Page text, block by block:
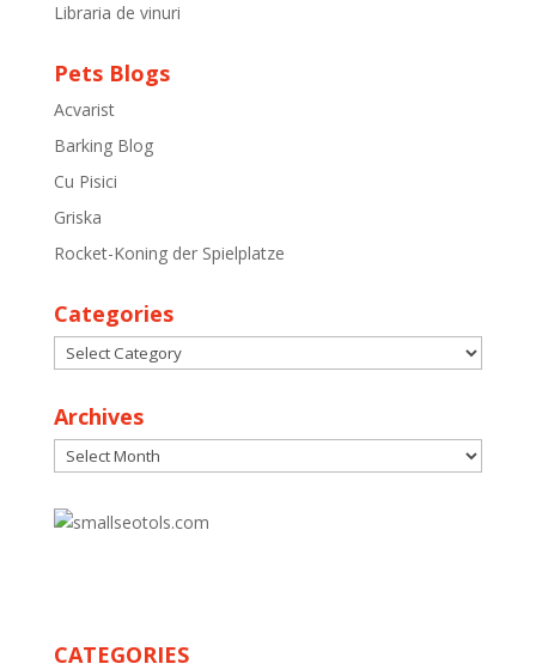
Libraria de vinuri
Pets Blogs
Acvarist
Barking Blog
Cu Pisici
Griska
Rocket-Koning der Spielplatze
Categories
Categories
Archives
Archives
CATEGORIES